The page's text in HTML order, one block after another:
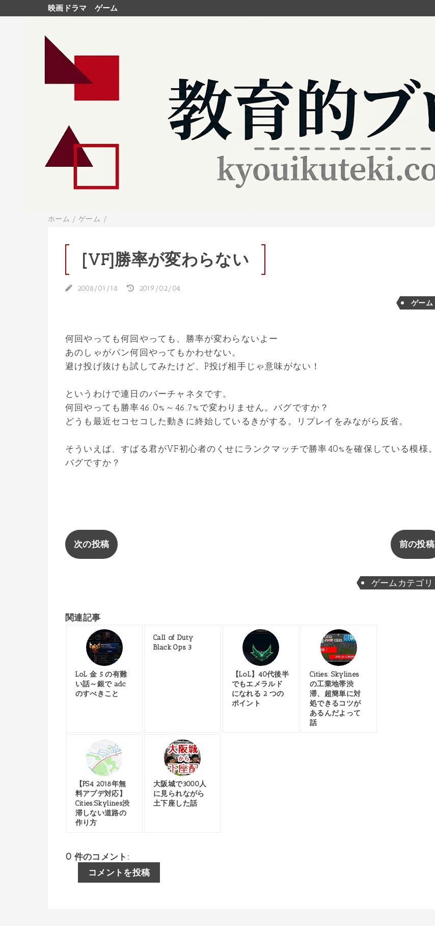
映画ドラマ ゲーム
ホーム /ゲーム /
[VF]勝率が変わらない
2008/01/18
2019/02/04
ゲーム
何回やっても何回やっても、勝率が変わらないよー
あのしゃがパン何回やってもかわせない。
避け投げ抜けも試してみたけど、P投げ相手じゃ意味がない！
というわけで連日のバーチャネタです。
何回やっても勝率46.0%～46.7%で変わりません。バグですか？
どうも最近セコセコした動きに終始しているきがする。リプレイをみながら反省。
そういえば、すばる君がVF初心者のくせにランクマッチで勝率40%を確保している模様。
バグですか？
次の投稿 前の投稿
ゲームカテゴリ
関連記事
LoL 金 5 の有難
い話～銀で adc
のすべきこと
Call of Duty
Black Ops 3
【LoL】40代後半
でもエメラルド
になれる 2 つの
ポイント
Cities: Skylines
の工業地帯渋
滞、超簡単に対
処できるコツが
あるんだよって
話
【PS4 2018年無
料アプデ対応】
Cities:Skylines渋
滞しない道路の
作り方
大阪城で3000人
に見られながら
土下座した話
0 件のコメント:
コメントを投稿